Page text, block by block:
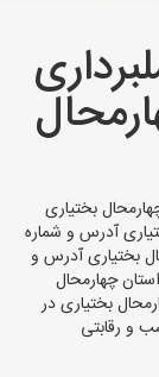
بختیاری
آدرس و شماره
بختیاری آدرس و
چهارمحال
بختیاری در
و رقابتی